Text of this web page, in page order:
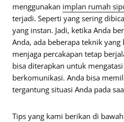
menggunakan implan rumah
terjadi. Seperti yang sering
yang instan. Jadi, ketika Anda
Anda, ada beberapa teknik
menjaga percakapan tetap
bisa diterapkan untuk
berkomunikasi. Anda bisa
tergantung situasi Anda pada
Tips yang kami berikan di